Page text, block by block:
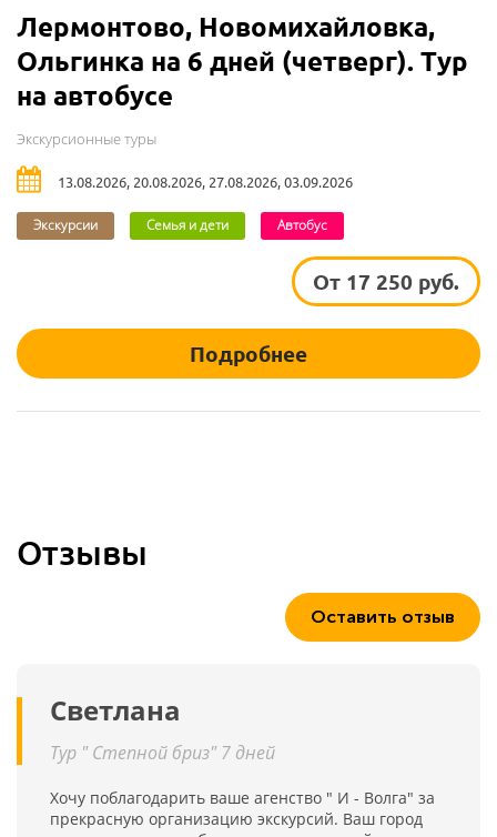
Лермонтово, Новомихайловка,
Ольгинка на 6 дней (четверг). Тур
на автобусе
Экскурсионные туры
13.08.2026, 20.08.2026, 27.08.2026, 03.09.2026
Экскурсии Семья и дети Автобус
От 17 250 руб.
Подробнее
Отзывы
Оставить отзыв
Светлана
Тур " Степной бриз" 7 дней
Хочу поблагодарить ваше агенство " И - Волга" за
прекрасную организацию экскурсий. Ваш город